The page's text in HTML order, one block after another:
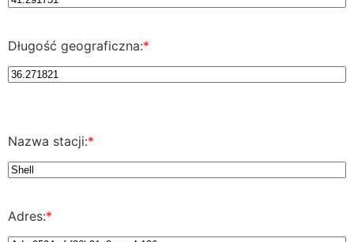
Długość geograficzna:*
Nazwa stacji:*
Adres:*